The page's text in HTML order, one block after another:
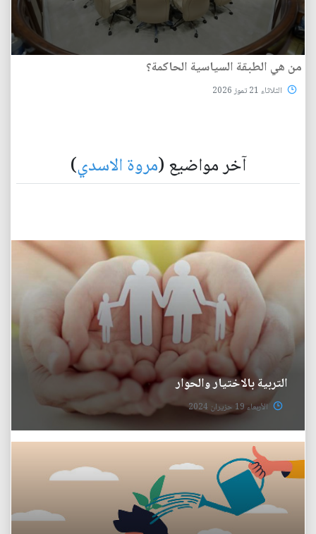
من هي الطبقة السياسية الحاكمة؟
الثلاثاء 21 تموز 2026
آخر مواضيع (مروة الاسدي)
التربية بالاختيار والحوار
الأربعاء 19 حزيران 2024